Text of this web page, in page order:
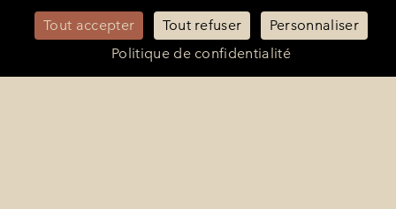
+33 (0)4 94 55 82 55
reception@bastidesaint-tropez.com
Contact Presse :philippine@latelierrp.com
Tout accepter Tout refuser
Personnaliser
Politique de confidentialité